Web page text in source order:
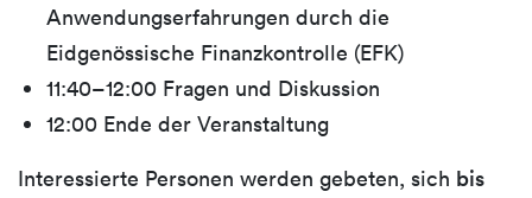
Anwendungserfahrungen durch die
Eidgenössische Finanzkontrolle (EFK)
11:40–12:00 Fragen und Diskussion
12:00 Ende der Veranstaltung
Interessierte Personen werden gebeten, sich bis